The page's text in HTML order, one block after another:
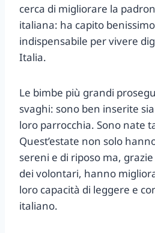
cerca di migliorare la
italiana: ha capito
indispensabile per vivere
Italia.
Le bimbe più grandi
svaghi: sono ben inserite
loro parrocchia. Sono nate
Quest’estate non solo
sereni e di riposo ma,
dei volontari, hanno
loro capacità di leggere e
italiano.